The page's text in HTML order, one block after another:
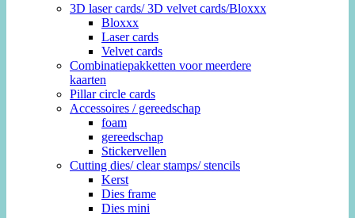
3D laser cards/ 3D velvet cards/Bloxxx
Bloxxx
Laser cards
Velvet cards
Combinatiepakketten voor meerdere
kaarten
Pillar circle cards
Accessoires / gereedschap
foam
gereedschap
Stickervellen
Cutting dies/ clear stamps/ stencils
Kerst
Dies frame
Dies mini